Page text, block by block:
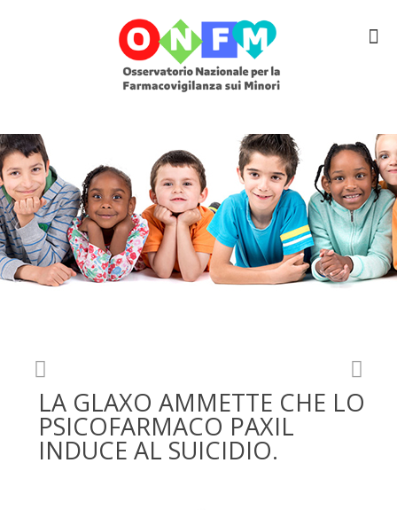
LA GLAXO AMMETTE CHE LO
PSICOFARMACO PAXIL
INDUCE AL SUICIDIO.